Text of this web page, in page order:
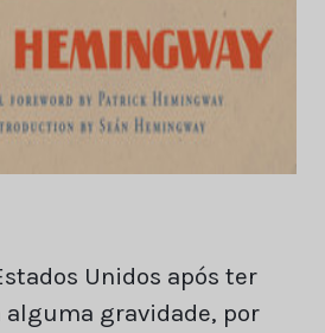
Unidos após ter
gravidade, por